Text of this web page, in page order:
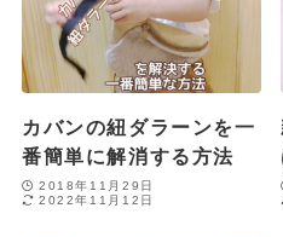
カバンの紐ダラーンを一
番簡単に解消する方法
2018年11月29日
2022年11月12日